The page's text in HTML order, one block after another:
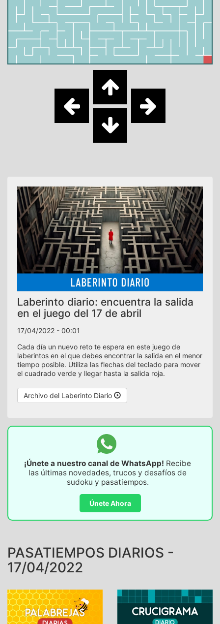
Laberinto diario: encuentra la salida
en el juego del 17 de abril
17/04/2022 - 00:01
Cada día un nuevo reto te espera en este juego de
laberintos en el que debes encontrar la salida en el menor
tiempo posible. Utiliza las flechas del teclado para mover
el cuadrado verde y llegar hasta la salida roja.
Archivo del Laberinto Diario
¡Únete a nuestro canal de WhatsApp! Recibe
las últimas novedades, trucos y desafíos de
sudoku y pasatiempos.
Únete Ahora
PASATIEMPOS DIARIOS -
17/04/2022